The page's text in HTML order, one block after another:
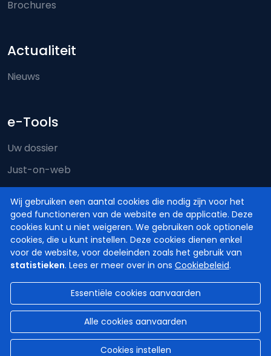
Wij gebruiken een aantal cookies die nodig zijn voor het
goed functioneren van de website en de applicatie. Deze
cookies kunt u niet weigeren. We gebruiken ook optionele
cookies, die u kunt instellen. Deze cookies dienen enkel
voor de website, voor doeleinden zoals het gebruik van
statistieken. Lees er meer over in ons Cookiebeleid.
Essentiële cookies aanvaarden
Alle cookies aanvaarden
Cookies instellen
Brochures
Actualiteit
Nieuws
e-Tools
Uw dossier
Just-on-web
e-Deposit
Territoriale bevoegdheid
© Hoven en Rechtbanken van België
2026
Privacy
Cookiebeleid
Toegankelijkheidsverklaring